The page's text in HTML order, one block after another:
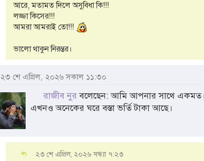
আরে, মতামত দিলে অসুবিধা কি!!!
লজ্জা কিসের!!!
আমরা আমরাই তো!!!
ভালো থাকুন নিরন্তর।
২৩ শে এপ্রিল, ২০২৬ সকাল ১১:৩০
রাজীব নুর বলেছেন: আমি আপনার সাথে একমত।
এখনও অনেকের ঘরে বস্তা ভর্তি টাকা আছে।
২৩ শে এপ্রিল, ২০২৬ সন্ধ্যা ৭:২৩